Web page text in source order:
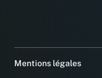
Mentions légales